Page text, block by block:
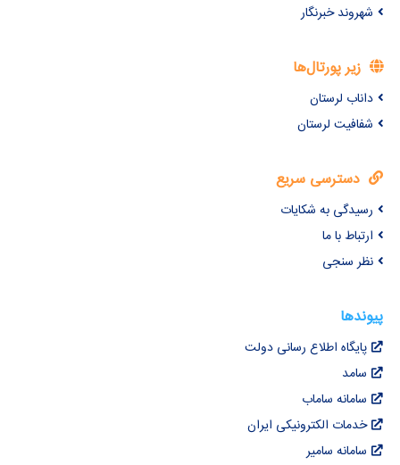
شهروند خبرنگار
زیر پورتال‌ها
داناب لرستان
شفافیت لرستان
دسترسی سریع
رسیدگی به شکایات
ارتباط با ما
نظر سنجی
پیوندها
پایگاه اطلاع رسانی دولت
سامد
سامانه ساماب
خدمات الکترونیکی ایران
سامانه سامیر